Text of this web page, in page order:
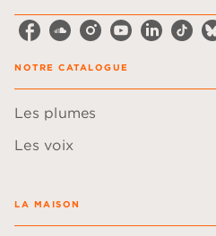
NOTRE CATALOGUE
Les plumes
Les voix
LA MAISON